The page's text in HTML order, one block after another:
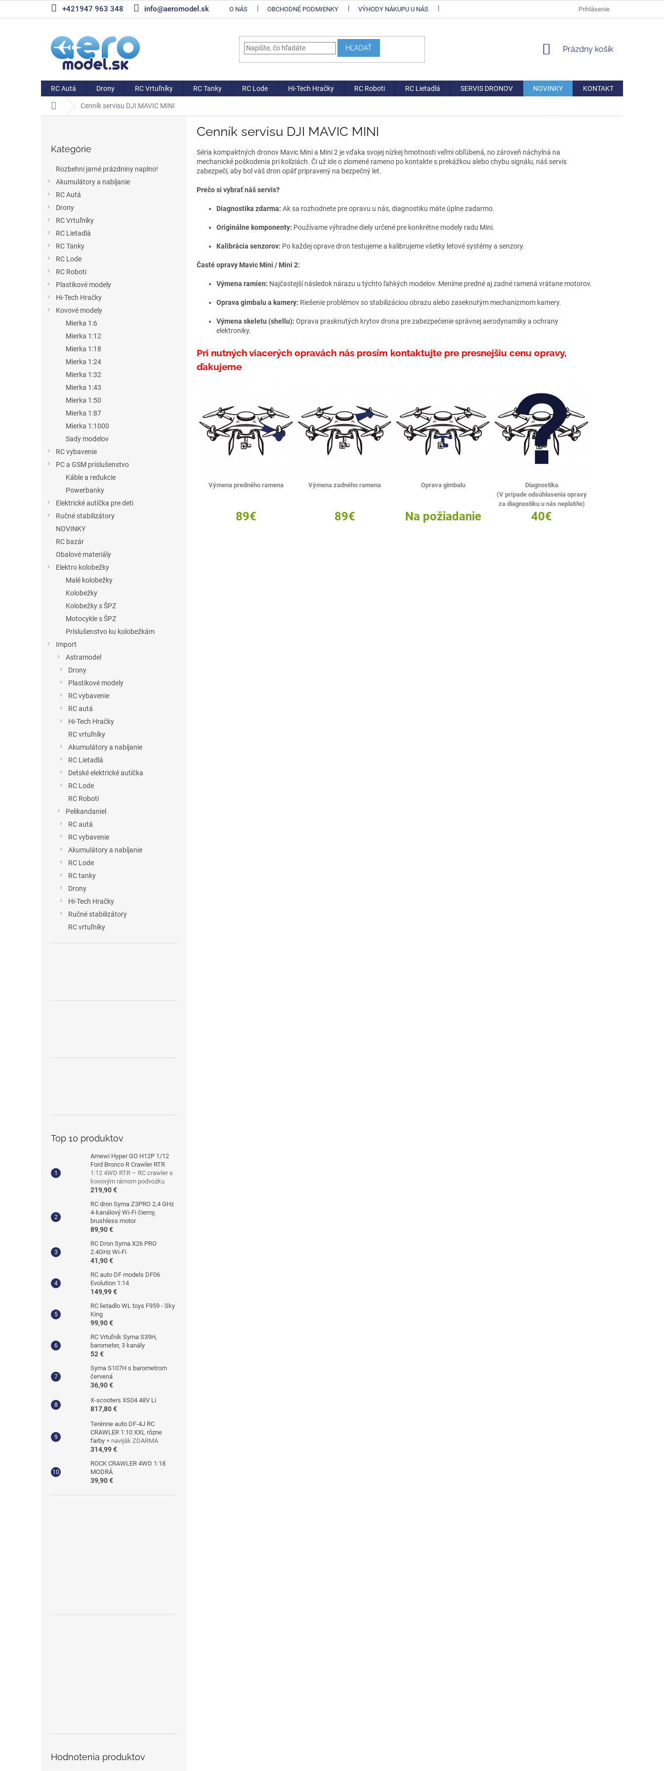
+421947 963 348 info@aeromodel.sk O NÁS OBCHODNÉ PODMIENKY VÝHODY NÁKUPU U NÁS AKO REKLAMOVAŤ/VRÁTIŤ
Prihlásenie
HĽADAŤ
NÁKUPNÝ
Prázdny košík
RC Autá Drony RC Vrtuľníky RC Tanky RC Lode Hi-Tech Hračky RC Roboti RC Lietadlá SERVIS DRONOV NOVINKY KONTAKT
DomovCenník servisu DJI MAVIC MINI
kategórie
Kategórie
Rozbehni jarné prázdniny naplno!
Akumulátory a nabíjanie
RC Autá
Drony
RC Vrtuľníky
RC Lietadlá
RC Tanky
RC Lode
RC Roboti
Plastikové modely
Hi-Tech Hračky
Kovové modely
Mierka 1:6
Mierka 1:12
Mierka 1:18
Mierka 1:24
Mierka 1:32
Mierka 1:43
Mierka 1:50
Mierka 1:87
Mierka 1:1000
Sady modelov
RC vybavenie
PC a GSM príslušenstvo
Káble a redukcie
Powerbanky
Elektrické autíčka pre deti
Ručné stabilizátory
NOVINKY
RC bazár
Obalové materiály
Elektro kolobežky
Malé kolobežky
Kolobežky
Kolobežky s ŠPZ
Motocykle s ŠPZ
Príslušenstvo ku kolobežkám
Import
Astramodel
Drony
Plastikové modely
RC vybavenie
RC autá
Hi-Tech Hračky
RC vrtuľníky
Akumulátory a nabíjanie
RC Lietadlá
Detské elektrické autíčka
RC Lode
RC Roboti
Pelikandaniel
RC autá
RC vybavenie
Akumulátory a nabíjanie
RC Lode
RC tanky
Drony
Hi-Tech Hračky
Ručné stabilizátory
RC vrtuľníky
Top 10 produktov
Amewi Hyper GO H12P 1/12
Ford Bronco R Crawler RTR
1:12 4WD RTR – RC crawler s
kovovým rámom podvozku
219,90 €
RC dron Syma Z3PRO 2,4 GHz
4-kanálový Wi-Fi čierny,
brushless motor
89,90 €
RC Dron Syma X26 PRO
2.4GHz Wi-Fi
41,90 €
RC auto DF models DF06
Evolution 1:14
149,99 €
RC lietadlo WL toys F959 - Sky
King
99,90 €
RC Vrtuľník Syma S39H,
barometer, 3 kanály
52 €
Syma S107H s barometrom
červená
36,90 €
X-scooters XS04 48V Li
817,80 €
Terénne auto DF-4J RC
CRAWLER 1:10 XXL rôzne
farby + naviják ZDARMA
314,99 €
ROCK CRAWLER 4WD 1:18
MODRÁ
39,90 €
Hodnotenia produktov
Cenník servisu DJI MAVIC MINI
Séria kompaktných dronov Mavic Mini a Mini 2 je vďaka svojej nízkej hmotnosti veľmi obľúbená, no zároveň náchylná na
mechanické poškodenia pri kolíziách. Či už ide o zlomené rameno po kontakte s prekážkou alebo chybu signálu, náš servis
zabezpečí, aby bol váš dron opäť pripravený na bezpečný let.
Prečo si vybrať náš servis?
Diagnostika zdarma: Ak sa rozhodnete pre opravu u nás, diagnostiku máte úplne zadarmo.
Originálne komponenty: Používame výhradne diely určené pre konkrétne modely radu Mini.
Kalibrácia senzorov: Po každej oprave dron testujeme a kalibrujeme všetky letové systémy a senzory.
Časté opravy Mavic Mini / Mini 2:
Výmena ramien: Najčastejší následok nárazu u týchto ľahkých modelov. Meníme predné aj zadné ramená vrátane motorov.
Oprava gimbalu a kamery: Riešenie problémov so stabilizáciou obrazu alebo zaseknutým mechanizmom kamery.
Výmena skeletu (shellu): Oprava prasknutých krytov drona pre zabezpečenie správnej aerodynamiky a ochrany
elektroniky.
Pri nutných viacerých opravách nás prosím kontaktujte pre presnejšiu cenu opravy,
ďakujeme
Výmena predného ramena Výmena zadného ramena Oprava gimbalu
Diagnostika
(V prípade odsúhlasenia opravy
za diagnostiku u nás neplatíte)
89€ 89€ Na požiadanie 40€